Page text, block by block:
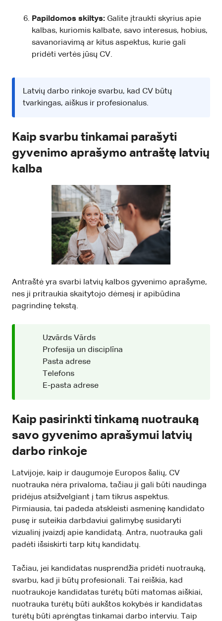
Papildomos skiltys: Galite įtraukti skyrius apie
kalbas, kuriomis kalbate, savo interesus, hobius,
savanoriavimą ar kitus aspektus, kurie gali
pridėti vertės jūsų CV.
Latvių darbo rinkoje svarbu, kad CV būtų
tvarkingas, aiškus ir profesionalus.
Kaip svarbu tinkamai parašyti
gyvenimo aprašymo antraštę latvių
kalba
Antraštė yra svarbi latvių kalbos gyvenimo aprašyme,
nes ji pritraukia skaitytojo dėmesį ir apibūdina
pagrindinę tekstą.
Uzvārds Vārds
Profesija un disciplīna
Pasta adrese
Telefons
E-pasta adrese
Kaip pasirinkti tinkamą nuotrauką
savo gyvenimo aprašymui latvių
darbo rinkoje
Latvijoje, kaip ir daugumoje Europos šalių, CV
nuotrauka nėra privaloma, tačiau ji gali būti naudinga
pridėjus atsižvelgiant į tam tikrus aspektus.
Pirmiausia, tai padeda atskleisti asmeninę kandidato
pusę ir suteikia darbdaviui galimybę susidaryti
vizualinį įvaizdį apie kandidatą. Antra, nuotrauka gali
padėti išsiskirti tarp kitų kandidatų.
Tačiau, jei kandidatas nusprendžia pridėti nuotrauką,
svarbu, kad ji būtų profesionali. Tai reiškia, kad
nuotraukoje kandidatas turėtų būti matomas aiškiai,
nuotrauka turėtų būti aukštos kokybės ir kandidatas
turėtų būti aprėngtas tinkamai darbo interviu. Taip